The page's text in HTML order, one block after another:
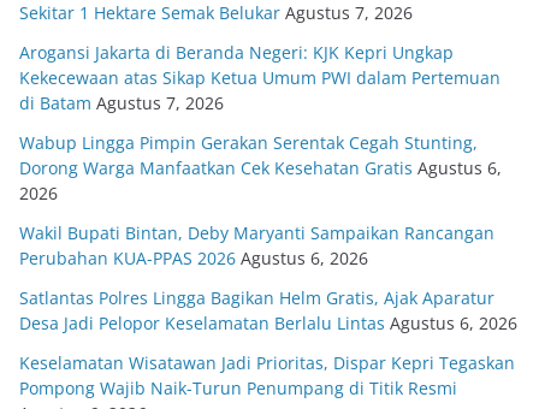
Sekitar 1 Hektare Semak Belukar Agustus 7, 2026
Arogansi Jakarta di Beranda Negeri: KJK Kepri Ungkap
Kekecewaan atas Sikap Ketua Umum PWI dalam Pertemuan
di Batam Agustus 7, 2026
Wabup Lingga Pimpin Gerakan Serentak Cegah Stunting,
Dorong Warga Manfaatkan Cek Kesehatan Gratis Agustus 6,
2026
Wakil Bupati Bintan, Deby Maryanti Sampaikan Rancangan
Perubahan KUA-PPAS 2026 Agustus 6, 2026
Satlantas Polres Lingga Bagikan Helm Gratis, Ajak Aparatur
Desa Jadi Pelopor Keselamatan Berlalu Lintas Agustus 6, 2026
Keselamatan Wisatawan Jadi Prioritas, Dispar Kepri Tegaskan
Pompong Wajib Naik-Turun Penumpang di Titik Resmi